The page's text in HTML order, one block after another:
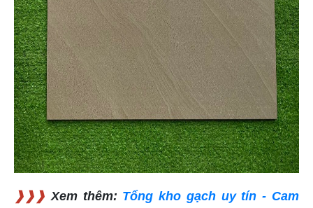
❱❱❱ Xem thêm: Tổng kho gạch uy tín - Cam